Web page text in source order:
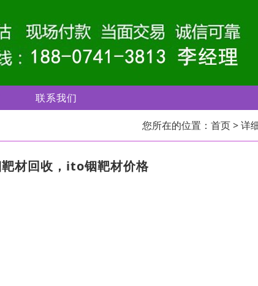
联系我们
您所在的位置： 首页> 详
材回收，ito铟靶材价格